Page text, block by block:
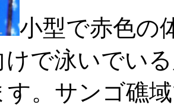
小型で赤色の
けで泳いでい
す。サンゴ礁